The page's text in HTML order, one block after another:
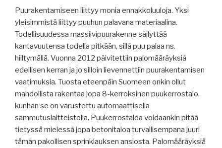
Puurakentamiseen liittyy monia ennakkoluuloja. Yksi
yleisimmistä liittyy puuhun palavana materiaalina.
Todellisuudessa massiivipuurakenne säilyttää
kantavuutensa todella pitkään, sillä puu palaa ns.
hiiltymällä. Vuonna 2012 päivitettiin palomääräyksiä
edellisen kerran ja jo silloin lievennettiin puurakentamisen
vaatimuksia. Tuosta eteenpäin Suomeen onkin ollut
mahdollista rakentaa jopa 8-kerroksinen puukerrostalo,
kunhan se on varustettu automaattisella
sammutuslaitteistolla. Puukerrostaloa voidaankin pitää
tietyssä mielessä jopa betonitaloa turvallisempana juuri
tämän pakollisen sprinklauksen ansiosta. Palomääräyksiä